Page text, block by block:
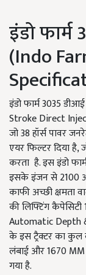
इंडो
(Indo
इंडो फार्म 3035
Stroke Direct
जो 38 हॉर्स पावर
एयर फिल्टर दिया है,
करता है. इस इंडो
इसके इंजन से 2100
काफी अच्छी क्षमता
की लिफ्टिंग
Automatic Depth
के इस ट्रैक्टर का कुल
लंबाई और 1670 MM
गया है.